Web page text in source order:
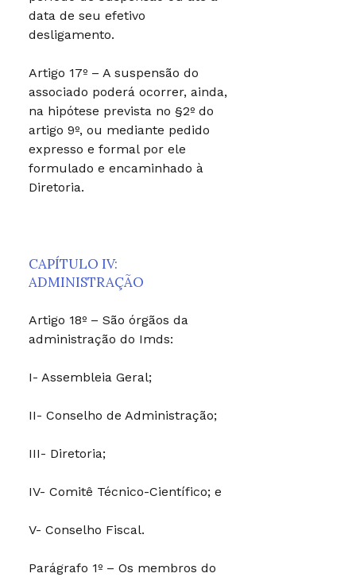
data de seu efetivo
desligamento.
Artigo 17º – A suspensão do
associado poderá ocorrer, ainda,
na hipótese prevista no §2º do
artigo 9º, ou mediante pedido
expresso e formal por ele
formulado e encaminhado à
Diretoria.
CAPÍTULO IV:
ADMINISTRAÇÃO
Artigo 18º – São órgãos da
administração do Imds:
I- Assembleia Geral;
II- Conselho de Administração;
III- Diretoria;
IV- Comitê Técnico-Científico; e
V- Conselho Fiscal.
Parágrafo 1º – Os membros do